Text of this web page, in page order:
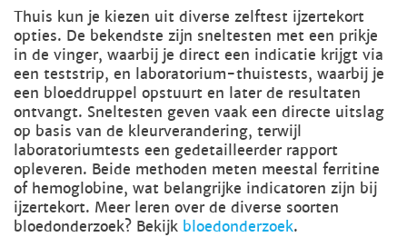
Thuis kun je kiezen uit diverse zelftest ijzertekort
opties. De bekendste zijn sneltesten met een prikje
in de vinger, waarbij je direct een indicatie krijgt via
een teststrip, en laboratorium-thuistests, waarbij je
een bloeddruppel opstuurt en later de resultaten
ontvangt. Sneltesten geven vaak een directe uitslag
op basis van de kleurverandering, terwijl
laboratoriumtests een gedetailleerder rapport
opleveren. Beide methoden meten meestal ferritine
of hemoglobine, wat belangrijke indicatoren zijn bij
ijzertekort. Meer leren over de diverse soorten
bloedonderzoek? Bekijk bloedonderzoek.